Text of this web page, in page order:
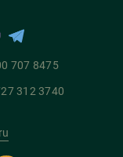
707 8475
312 3740